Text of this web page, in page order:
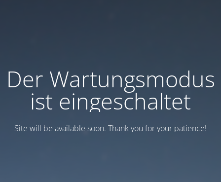
Der Wartungsmodus
ist eingeschaltet
Site will be available soon. Thank you for your patience!